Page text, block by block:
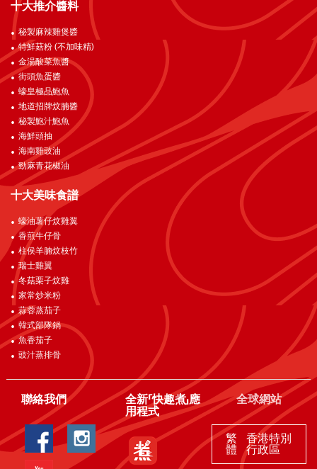
十大推介醬料
秘製麻辣雞煲醬
特鮮菇粉 (不加味精)
金湯酸菜魚醬
街頭魚蛋醬
蠔皇極品鮑魚
地道招牌炆腩醬
秘製鮑汁鮑魚
海鮮頭抽
海南雞豉油
勁麻青花椒油
十大美味食譜
蠔油薯仔炆雞翼
香煎牛仔骨
柱侯羊腩炆枝竹
瑞士雞翼
冬菇栗子炆雞
家常炒米粉
蒜蓉蒸茄子
韓式部隊鍋
魚香茄子
豉汁蒸排骨
聯絡我們
全新「快趣煮」應
用程式
全球網站
繁
體
香港特別
行政區